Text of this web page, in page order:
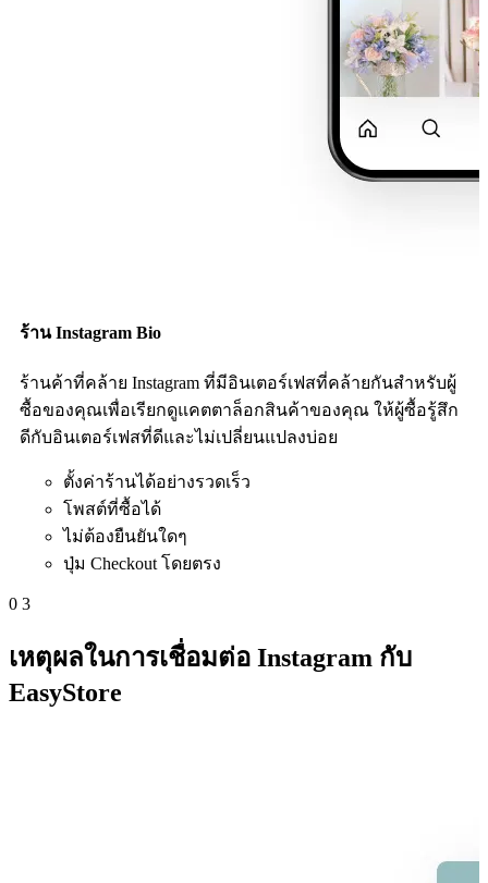
ร้าน Instagram Bio
ร้านค้าที่คล้าย Instagram ที่มีอินเตอร์เฟสที่คล้ายกันสำหรับผู้
ซื้อของคุณเพื่อเรียกดูแคตตาล็อกสินค้าของคุณ ให้ผู้ซื้อรู้สึก
ดีกับอินเตอร์เฟสที่ดีและไม่เปลี่ยนแปลงบ่อย
ตั้งค่าร้านได้อย่างรวดเร็ว
โพสต์ที่ซื้อได้
ไม่ต้องยืนยันใดๆ
ปุ่ม Checkout โดยตรง
0 3
เหตุผลในการเชื่อมต่อ Instagram กับ
EasyStore